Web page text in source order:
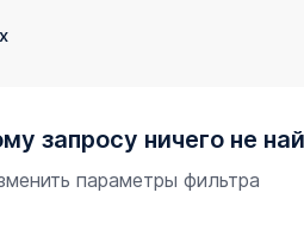
запросу ничего не
параметры фильтра